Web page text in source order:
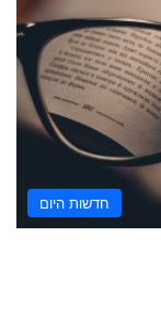
חדשות היום